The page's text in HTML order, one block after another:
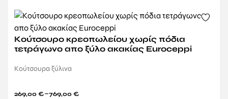
Κούτσουρο κρεοπωλείου χωρίς πόδια
τετράγωνο απο ξύλο ακακίας Euroceppi
Κούτσουρα ξύλινα
269,00 €–769,00 €